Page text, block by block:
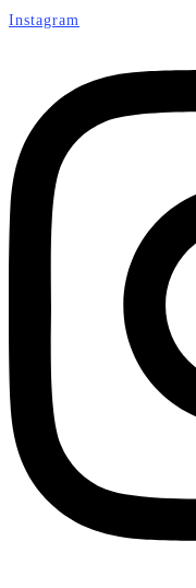
Instagram